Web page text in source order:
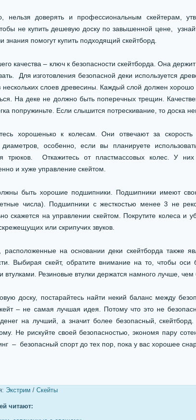
нельзя доверять и профессиональным скейтерам,
не купить дешевую доску по завышенной цене,
знания помогут купить подходящий скейтборд.
качества – ключ к безопасности скейтборда. Она
Для изготовления безопасной деки используется
нескольких слоев древесины. Каждый слой должен
На деке не должно быть поперечных трещин.
попружиньте. Если слышится потрескивание, то доска
хорошенько к колесам. Они отвечают за
диаметров, особенно, если вы планируете
трюков. Откажитесь от пластмассовых колес. У
и хуже управление скейтом.
быть хорошие подшипники. Подшипники имеют
числа). Подшипники с жесткостью менее 3 не
скажется на управлении скейтом. Покрутите колеса и
или скрипучих звуков.
расположенные на основании деки скейтборда также
Выбирая скейт, обратите внимание на то, чтобы
втулками. Резиновые втулки держатся намного лучше,
доску, постарайтесь найти некий баланс между
– не самая лучшая идея. Потому что это не
денег на лучший, а значит более безопасный,
Не рискуйте своей безопасностью, экономя пару
– безопасный спорт до тех пор, пока у вас хорошее
Экстрим / Скейты
читают: